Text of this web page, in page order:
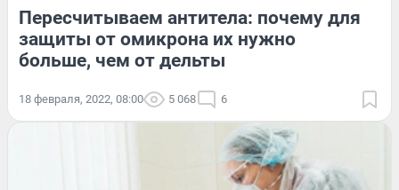
Пересчитываем антитела: почему для
защиты от омикрона их нужно
больше, чем от дельты
18 февраля, 2022, 08:00 5 068 6